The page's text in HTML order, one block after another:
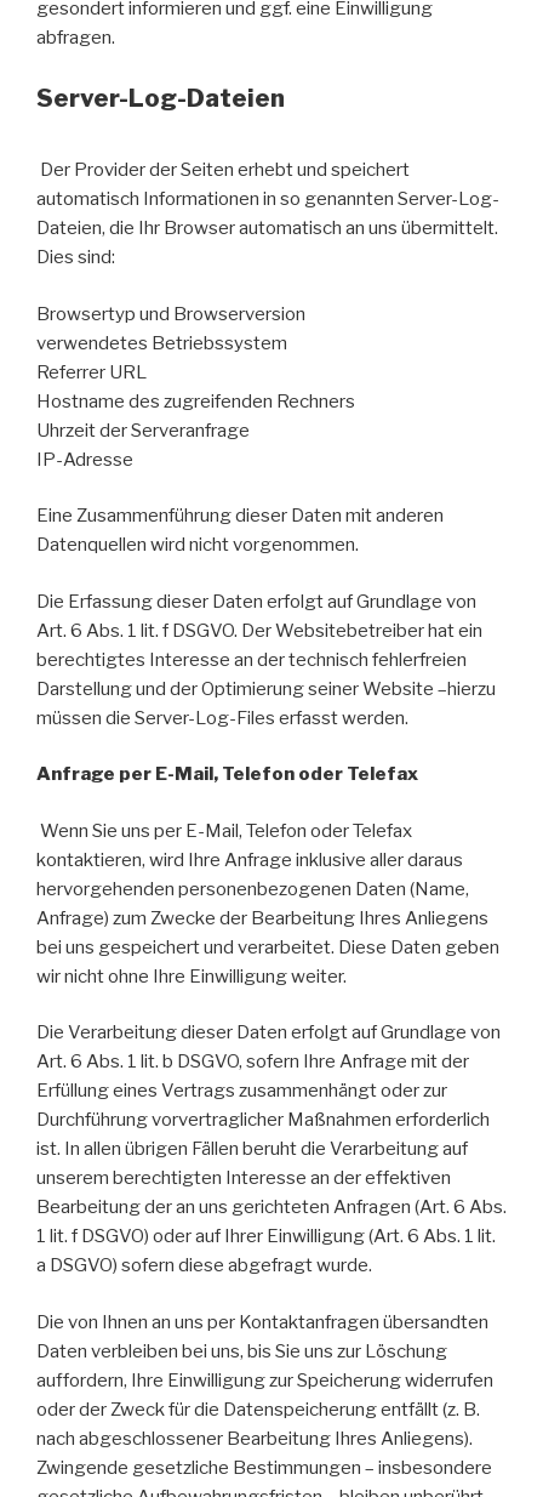
gesondert informieren und ggf. eine Einwilligung
abfragen.
Server-Log-Dateien
Der Provider der Seiten erhebt und speichert
automatisch Informationen in so genannten Server-Log-
Dateien, die Ihr Browser automatisch an uns übermittelt.
Dies sind:
Browsertyp und Browserversion
verwendetes Betriebssystem
Referrer URL
Hostname des zugreifenden Rechners
Uhrzeit der Serveranfrage
IP-Adresse
Eine Zusammenführung dieser Daten mit anderen
Datenquellen wird nicht vorgenommen.
Die Erfassung dieser Daten erfolgt auf Grundlage von
Art. 6 Abs. 1 lit. f DSGVO. Der Websitebetreiber hat ein
berechtigtes Interesse an der technisch fehlerfreien
Darstellung und der Optimierung seiner Website –hierzu
müssen die Server-Log-Files erfasst werden.
Anfrage per E-Mail, Telefon oder Telefax
Wenn Sie uns per E-Mail, Telefon oder Telefax
kontaktieren, wird Ihre Anfrage inklusive aller daraus
hervorgehenden personenbezogenen Daten (Name,
Anfrage) zum Zwecke der Bearbeitung Ihres Anliegens
bei uns gespeichert und verarbeitet. Diese Daten geben
wir nicht ohne Ihre Einwilligung weiter.
Die Verarbeitung dieser Daten erfolgt auf Grundlage von
Art. 6 Abs. 1 lit. b DSGVO, sofern Ihre Anfrage mit der
Erfüllung eines Vertrags zusammenhängt oder zur
Durchführung vorvertraglicher Maßnahmen erforderlich
ist. In allen übrigen Fällen beruht die Verarbeitung auf
unserem berechtigten Interesse an der effektiven
Bearbeitung der an uns gerichteten Anfragen (Art. 6 Abs.
1 lit. f DSGVO) oder auf Ihrer Einwilligung (Art. 6 Abs. 1 lit.
a DSGVO) sofern diese abgefragt wurde.
Die von Ihnen an uns per Kontaktanfragen übersandten
Daten verbleiben bei uns, bis Sie uns zur Löschung
auffordern, Ihre Einwilligung zur Speicherung widerrufen
oder der Zweck für die Datenspeicherung entfällt (z. B.
nach abgeschlossener Bearbeitung Ihres Anliegens).
Zwingende gesetzliche Bestimmungen – insbesondere